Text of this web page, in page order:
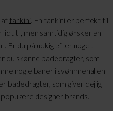
tankini. En tankini er perfekt til
til, men samtidig ønsker en
Er du på udkig efter noget
du skønne badedragter, som
nogle baner i svømmehallen
badedragter, som giver dejlig
designer brands.